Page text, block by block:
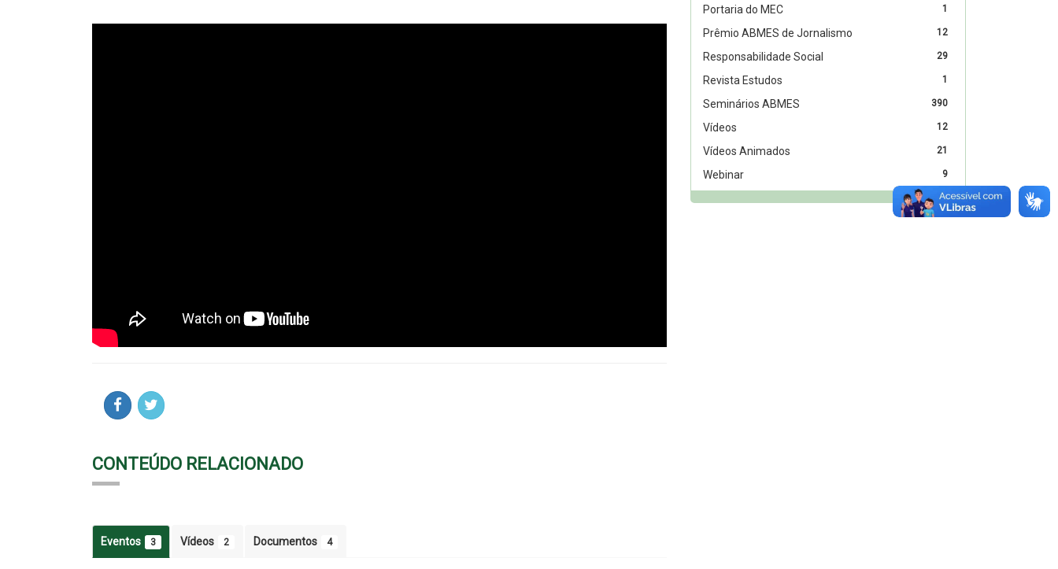
CONTEÚDO RELACIONADO
Eventos 3 Vídeos 2 Documentos 4
1
Portaria do MEC
12
Prêmio ABMES de Jornalismo
29
Responsabilidade Social
1
Revista Estudos
390
Seminários ABMES
12
Vídeos
21
Vídeos Animados
9
Webinar